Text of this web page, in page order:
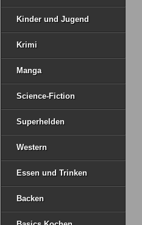
Kinder und Jugend
Krimi
Manga
Science-Fiction
Superhelden
Western
Essen und Trinken
Backen